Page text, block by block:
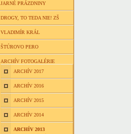
JARNÉ PRÁZDNINY
DROGY, TO TEDA NIE! ZŠ
VLADIMÍR KRÁL
ŠTÚROVO PERO
ARCHÍV FOTOGALÉRIE
ARCHÍV 2017
ARCHÍV 2016
ARCHÍV 2015
ARCHÍV 2014
ARCHÍV 2013